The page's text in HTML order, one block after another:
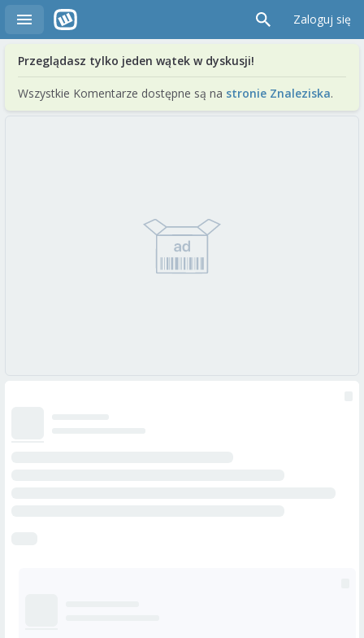
Zaloguj się
Przeglądasz tylko jeden wątek w dyskusji!
Wszystkie Komentarze dostępne są na stronie Znaleziska.